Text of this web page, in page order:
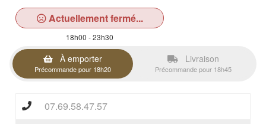
Actuellement fermé...
18h00 - 23h30
À emporter
Précommande pour 18h20
Livraison
Précommande pour 18h45
07.69.58.47.57